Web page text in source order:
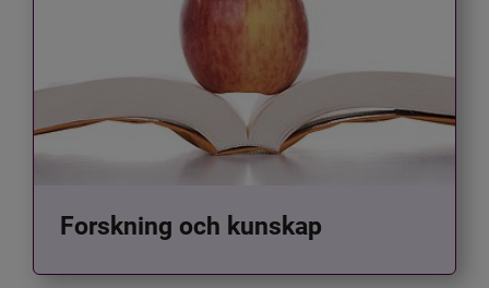
Forskning och kunskap